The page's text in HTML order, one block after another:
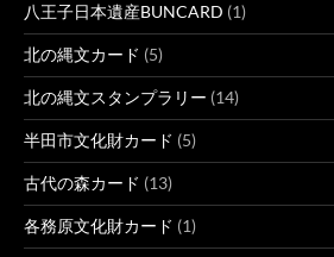
八王子日本遺産BUNCARD (1)
北の縄文カード (5)
北の縄文スタンプラリー (14)
半田市文化財カード (5)
古代の森カード (13)
各務原文化財カード (1)